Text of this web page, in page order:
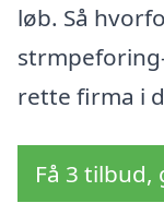
løb. Så
rette firma i
Få 3